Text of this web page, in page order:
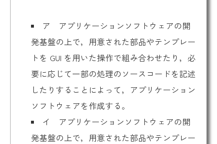
ア アプリケーションソフトウェアの開
発基盤の上で，用意された部品やテンプレー
トを GUI を用いた操作で組み合わせたり，必
要に応じて一部の処理のソースコードを記述
したりすることによって，アプリケーション
ソフトウェアを作成する。
イ アプリケーションソフトウェアの開
発基盤の上で，用意された部品やテンプレー